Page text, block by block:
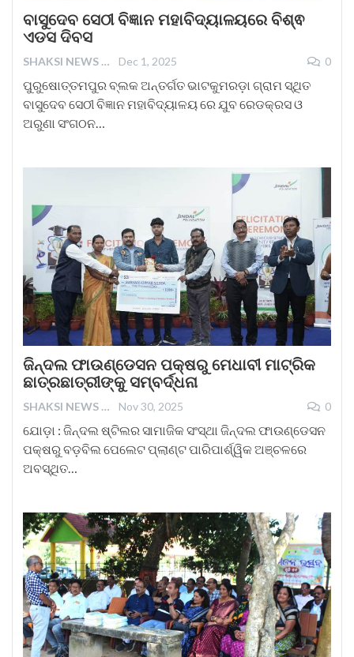
ବାସୁଦେବ ସେଠୀ ବିଜ୍ଞାନ ମହାବିଦ୍ୟାଳୟରେ ବିଶ୍ଵ
ଏଡସ ଦିବସ
SHAKSI NEWS Dec 1, 2025 0
ପୁରୁଷୋତ୍ତମପୁର ବ୍ଲକ ଅନ୍ତର୍ଗତ ଭାଟକୁମରଡ଼ା ଗ୍ରାମ ସ୍ଥିତ
ବାସୁଦେବ ସେଠୀ ବିଜ୍ଞାନ ମହାବିଦ୍ୟାଳୟ ରେ ଯୁବ ରେଡକ୍ରସ ଓ
ଅରୁଣା ସଂଗଠନ…
ଜିନ୍ଦଲ ଫାଉଣ୍ଡେସନ ପକ୍ଷରୁ ମେଧାବୀ ମାଟ୍ରିକ
ଛାତ୍ରଛାତ୍ରୀଙ୍କୁ ସମ୍ବର୍ଦ୍ଧନା
SHAKSI NEWS Nov 30, 2025 0
ଯୋଡ଼ା : ଜିନ୍ଦଲ ଷ୍ଟିଲର ସାମାଜିକ ସଂସ୍ଥା ଜିନ୍ଦଲ ଫାଉଣ୍ଡେସନ
ପକ୍ଷରୁ ବଡ଼ବିଲ ପେଲେଟ ପ୍ଲାଣ୍ଟ ପାରିପାର୍ଶ୍ୱିକ ଅଞ୍ଚଳରେ
ଅବସ୍ଥିତ…